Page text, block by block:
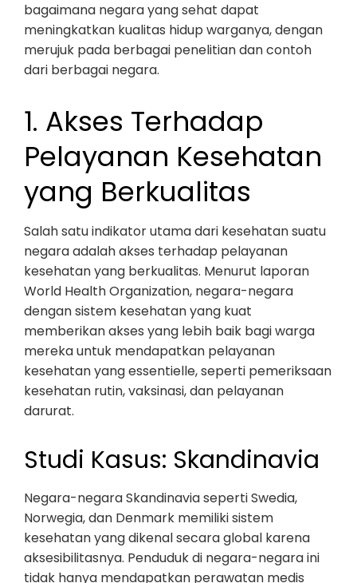
bagaimana negara yang sehat dapat
meningkatkan kualitas hidup warganya, dengan
merujuk pada berbagai penelitian dan contoh
dari berbagai negara.
1. Akses Terhadap
Pelayanan Kesehatan
yang Berkualitas
Salah satu indikator utama dari kesehatan suatu
negara adalah akses terhadap pelayanan
kesehatan yang berkualitas. Menurut laporan
World Health Organization, negara-negara
dengan sistem kesehatan yang kuat
memberikan akses yang lebih baik bagi warga
mereka untuk mendapatkan pelayanan
kesehatan yang essentielle, seperti pemeriksaan
kesehatan rutin, vaksinasi, dan pelayanan
darurat.
Studi Kasus: Skandinavia
Negara-negara Skandinavia seperti Swedia,
Norwegia, dan Denmark memiliki sistem
kesehatan yang dikenal secara global karena
aksesibilitasnya. Penduduk di negara-negara ini
tidak hanya mendapatkan perawatan medis